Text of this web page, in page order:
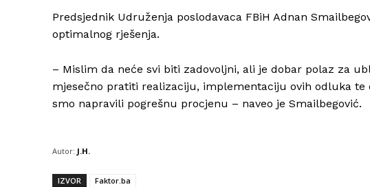
Predsjednik Udruženja poslodavaca FBiH Adnan
optimalnog rješenja.
– Mislim da neće svi biti zadovoljni, ali je dobar polaz za
mjesečno pratiti realizaciju, implementaciju ovih odluka te
smo napravili pogrešnu procjenu – naveo je Smailbegović.
Autor: J.H.
IZVOR Faktor.ba